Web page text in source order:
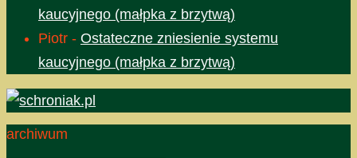
kaucyjnego (małpka z brzytwą)
Piotr - Ostateczne zniesienie systemu
kaucyjnego (małpka z brzytwą)
archiwum